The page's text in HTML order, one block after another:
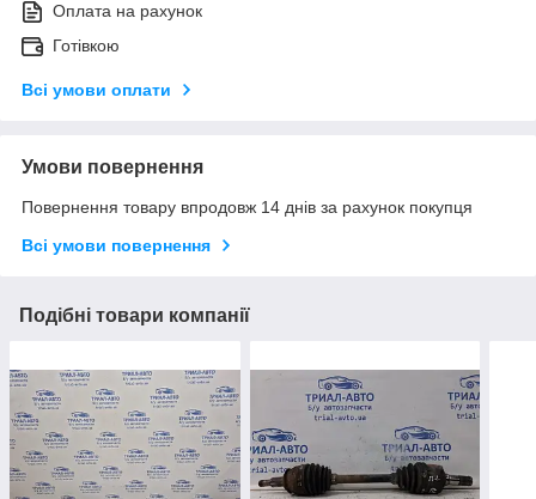
Оплата на рахунок
Готівкою
Всі умови оплати
Умови повернення
Повернення товару впродовж 14 днів за рахунок покупця
Всі умови повернення
Подібні товари компанії